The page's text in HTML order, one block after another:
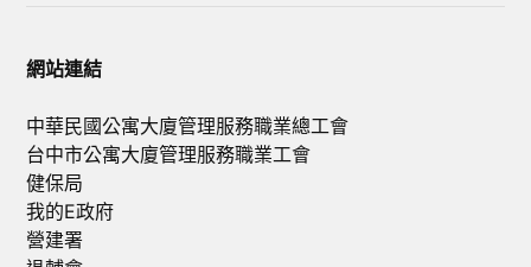
網站連結
中華民國公寓大廈管理服務職業總工會
台中市公寓大廈管理服務職業工會
健保局
我的E政府
營建署